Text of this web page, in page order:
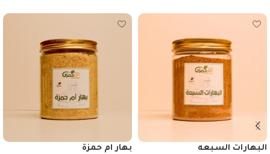
البهارات السبعه بهار ام حمزة